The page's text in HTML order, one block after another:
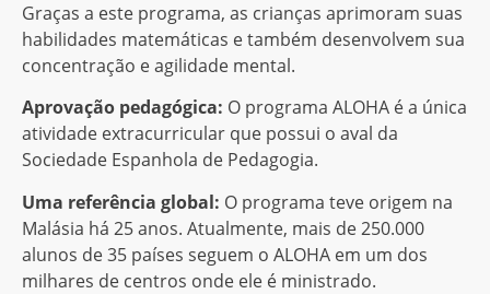
Graças a este programa, as crianças aprimoram suas
habilidades matemáticas e também desenvolvem sua
concentração e agilidade mental.
Aprovação pedagógica: O programa ALOHA é a única
atividade extracurricular que possui o aval da
Sociedade Espanhola de Pedagogia.
Uma referência global: O programa teve origem na
Malásia há 25 anos. Atualmente, mais de 250.000
alunos de 35 países seguem o ALOHA em um dos
milhares de centros onde ele é ministrado.